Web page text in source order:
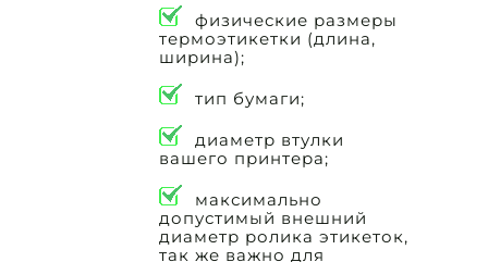
физические размеры
термоэтикетки (длина,
ширина);
тип бумаги;
диаметр втулки
вашего принтера;
максимально
допустимый внешний
диаметр ролика этикеток,
так же важно для